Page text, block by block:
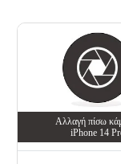
Αλλαγή πίσω
iPhone 14